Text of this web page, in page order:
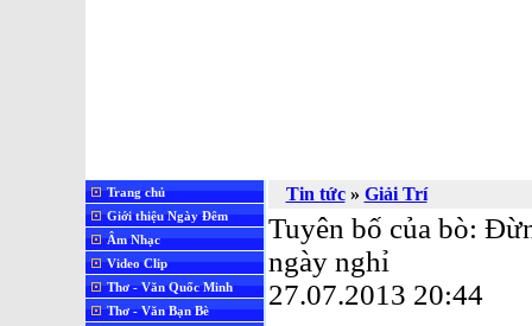
Trang chủ
Giới thiệu Ngày Đêm
Âm Nhạc
Video Clip
Thơ - Văn Quốc Minh
Thơ - Văn Bạn Bè
Tin tức» Giải Trí
Tuyên bố của bò:
ngày nghỉ
27.07.2013 20:44